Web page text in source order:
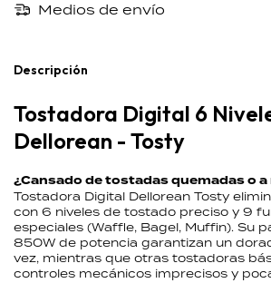
Medios de envío
Descripción
Tostadora Digital 6
Dellorean - Tosty
¿Cansado de tostadas quemadas o
Tostadora Digital Dellorean Tosty
con 6 niveles de tostado preciso y 9
especiales (Waffle, Bagel, Muffin). Su
850W de potencia garantizan un
vez, mientras que otras tostadoras
controles mecánicos imprecisos y